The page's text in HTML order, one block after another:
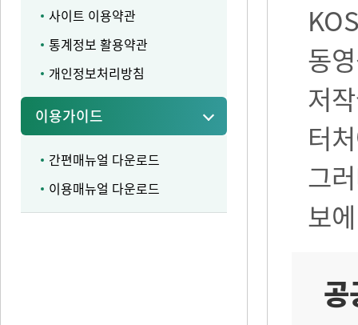
사이트 이용약관
통계정보 활용약관
개인정보처리방침
이용가이드
간편매뉴얼 다운로드
이용매뉴얼 다운로드
동
저
터
그
보